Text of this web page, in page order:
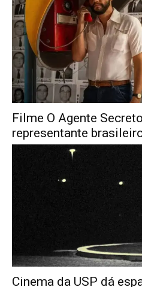
Filme O Agente
representante
Cinema da USP dá